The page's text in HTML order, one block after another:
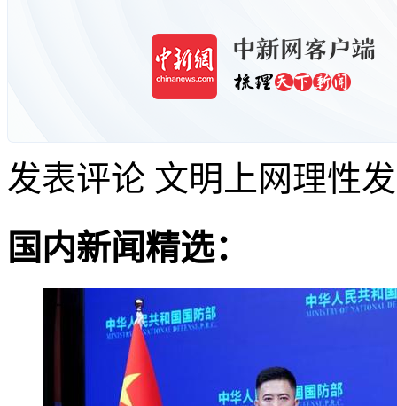
发表评论 文明上网理性
国内新闻精选：